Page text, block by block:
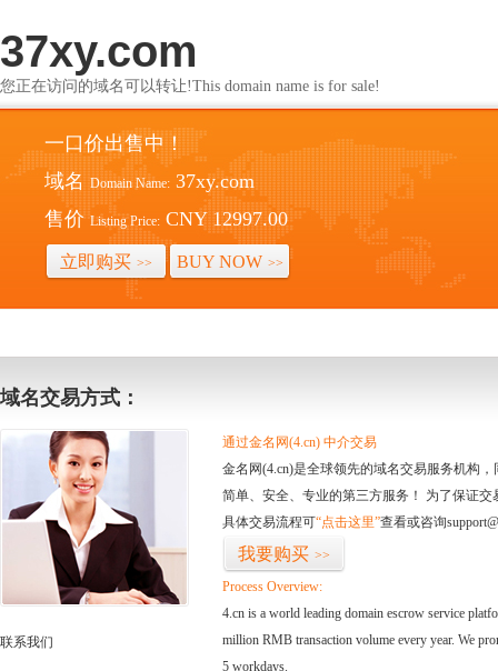
37xy.com
您正在访问的域名可以转让!This domain name is for sale!
一口价出售中！
域名 Domain Name: 37xy.com
售价 Listing Price: CNY 12997.00
立即购买 >> BUY NOW >>
域名交易方式：
联系我们
通过金名网(4.cn) 中介交易
金名网(4.cn)是全球领先的域名交易服务机构
简单、安全、专业的第三方服务！ 为了保证
具体交易流程可“点击这里”查看或咨询
我要购买 >>
Process Overview:
4.cn is a world leading domain escrow service
million RMB transaction volume every year. We
5 workdays.